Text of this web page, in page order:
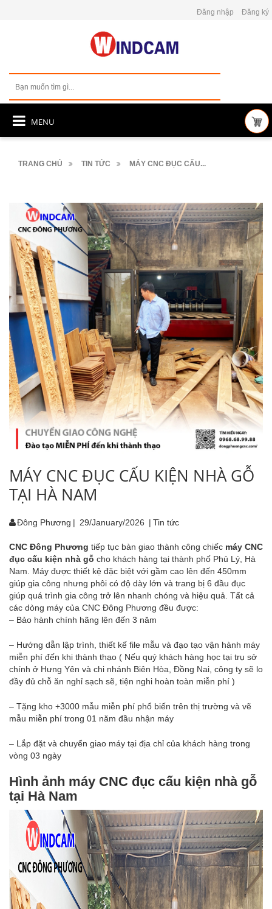
Đăng nhập Đăng ký
MENU
TRANG CHỦ TIN TỨC MÁY CNC ĐỤC CẤU...
MÁY CNC ĐỤC CẤU KIỆN NHÀ GỖ
TẠI HÀ NAM
Đông Phương | 29/January/2026 | Tin tức
CNC Đông Phương tiếp tục bàn giao thành công chiếc máy CNC
đục cấu kiện nhà gỗ cho khách hàng tại thành phố Phủ Lý, Hà
Nam. Máy được thiết kệ đặc biệt với gầm cao lên đến 450mm
giúp gia công nhưng phôi có độ dày lớn và trang bị 6 đầu đục
giúp quá trình gia công trở lên nhanh chóng và hiệu quả. Tất cả
các dòng máy của CNC Đông Phương đều được:
– Bảo hành chính hãng lên đến 3 năm
– Hướng dẫn lập trình, thiết kế file mẫu và đạo tạo vận hành máy
miễn phí đến khi thành thạo ( Nếu quý khách hàng học tại trụ sở
chính ở Hưng Yên và chi nhánh Biên Hòa, Đồng Nai, công ty sẽ lo
đầy đủ chỗ ăn nghỉ sạch sẽ, tiện nghi hoàn toàn miễn phí )
– Tặng kho +3000 mẫu miễn phí phổ biến trên thị trường và vẽ
mẫu miễn phí trong 01 năm đầu nhận máy
– Lắp đặt và chuyển giao máy tại địa chỉ của khách hàng trong
vòng 03 ngày
Hình ảnh máy CNC đục cấu kiện nhà gỗ
tại Hà Nam